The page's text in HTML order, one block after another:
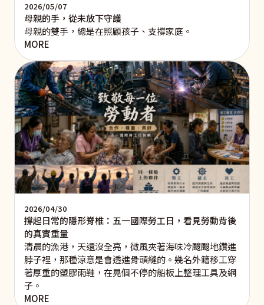
2026/05/07
母親的手，從未放下守護
母親的雙手，總是在照顧孩子、支撐家庭。
MORE
2026/04/30
撐起日常的隱形脊椎：五一國際勞工日，看見勞動背後
的真實重量
清晨的漁港，天還沒全亮，微風夾著海味冷颼颼地鑽進
脖子裡，那種涼意是會透進骨頭縫的。幾名外籍移工穿
著厚重的塑膠雨鞋，在晃個不停的船板上整理工具及網
子。
MORE